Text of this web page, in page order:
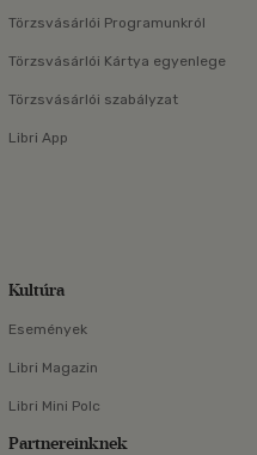
Törzsvásárlói Programunkról
Törzsvásárlói Kártya egyenlege
Törzsvásárlói szabályzat
Libri App
Kultúra
Események
Libri Magazin
Libri Mini Polc
Partnereinknek